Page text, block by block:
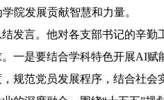
院发展贡献智慧和力量。
发言。他对各支部书记的辛
一是要结合学科特色开展AI
规范党员发展程序，结合社